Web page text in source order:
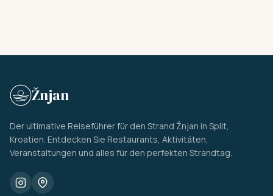
Žnjan
Der ultimative Reiseführer für den Strand Žnjan in Split,
Kroatien. Entdecken Sie Restaurants, Aktivitäten,
Veranstaltungen und alles für den perfekten Strandtag.